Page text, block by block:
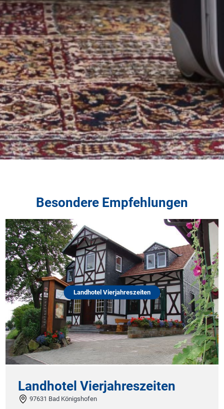
Besondere Empfehlungen
Landhotel Vierjahreszeiten
Landhotel Vierjahreszeiten
97631 Bad Königshofen